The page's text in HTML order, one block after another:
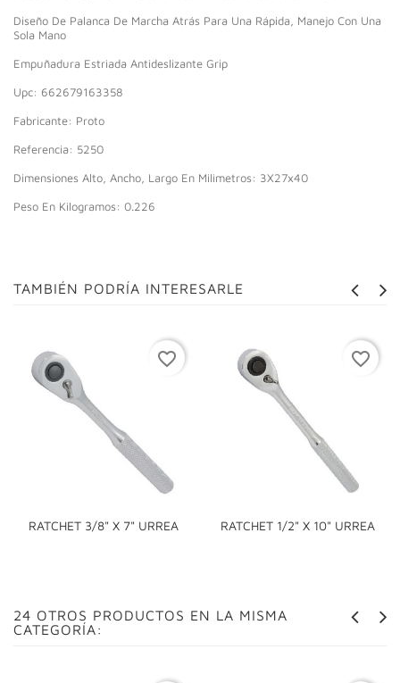
Diseño De Palanca De Marcha Atrás Para Una Rápida, Manejo Con Una
Sola Mano
Empuñadura Estriada Antideslizante Grip
Upc: 662679163358
Fabricante: Proto
Referencia: 5250
Dimensiones Alto, Ancho, Largo En Milimetros: 3X27x40
Peso En Kilogramos: 0.226
TAMBIÉN PODRÍA INTERESARLE
RATCHET 3/8" X 7" URREA
favorite_border
RATCHET 1/2" X 10" URREA
favorite_border
24 OTROS PRODUCTOS EN LA MISMA
CATEGORÍA: